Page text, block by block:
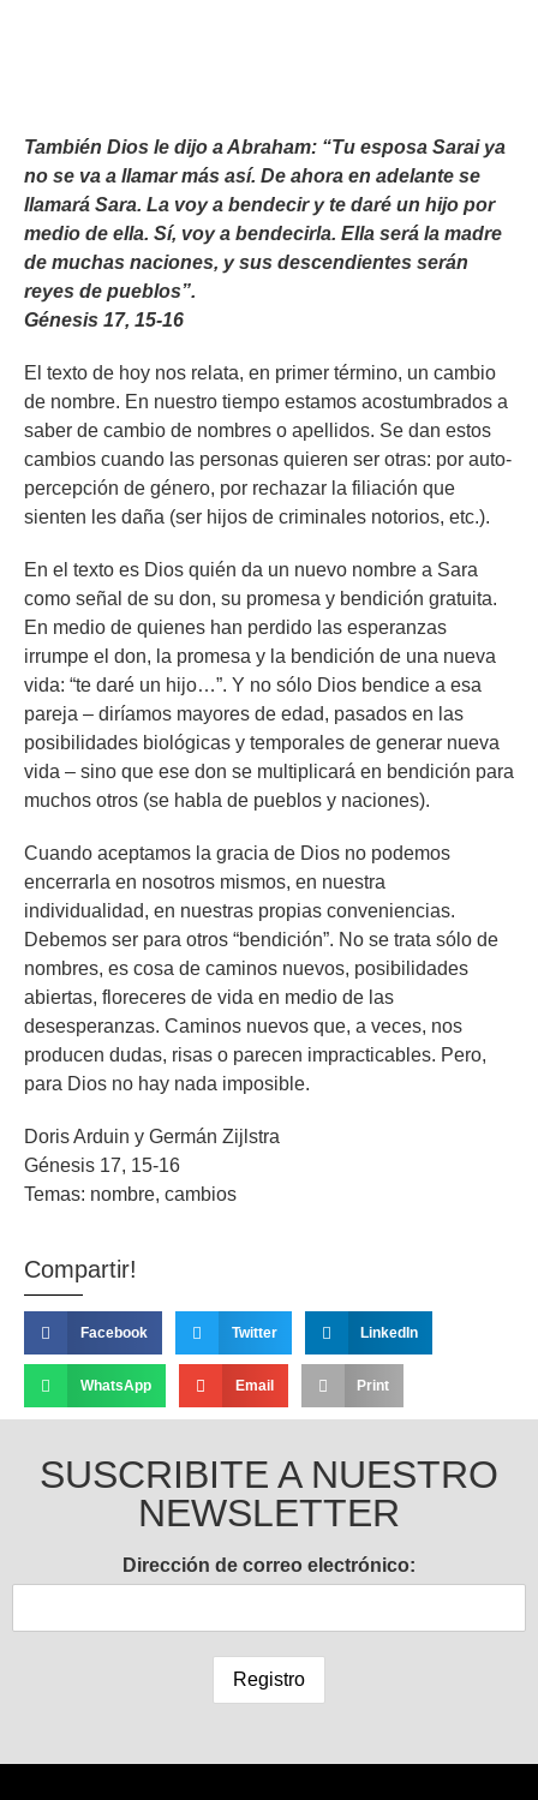
También Dios le dijo a Abraham: “Tu esposa Sarai ya
no se va a llamar más así. De ahora en adelante se
llamará Sara. La voy a bendecir y te daré un hijo por
medio de ella. Sí, voy a bendecirla. Ella será la madre
de muchas naciones, y sus descendientes serán
reyes de pueblos”.
Génesis 17, 15-16
El texto de hoy nos relata, en primer término, un cambio
de nombre. En nuestro tiempo estamos acostumbrados a
saber de cambio de nombres o apellidos. Se dan estos
cambios cuando las personas quieren ser otras: por auto-
percepción de género, por rechazar la filiación que
sienten les daña (ser hijos de criminales notorios, etc.).
En el texto es Dios quién da un nuevo nombre a Sara
como señal de su don, su promesa y bendición gratuita.
En medio de quienes han perdido las esperanzas
irrumpe el don, la promesa y la bendición de una nueva
vida: “te daré un hijo…”. Y no sólo Dios bendice a esa
pareja – diríamos mayores de edad, pasados en las
posibilidades biológicas y temporales de generar nueva
vida – sino que ese don se multiplicará en bendición para
muchos otros (se habla de pueblos y naciones).
Cuando aceptamos la gracia de Dios no podemos
encerrarla en nosotros mismos, en nuestra
individualidad, en nuestras propias conveniencias.
Debemos ser para otros “bendición”. No se trata sólo de
nombres, es cosa de caminos nuevos, posibilidades
abiertas, floreceres de vida en medio de las
desesperanzas. Caminos nuevos que, a veces, nos
producen dudas, risas o parecen impracticables. Pero,
para Dios no hay nada imposible.
Doris Arduin y Germán Zijlstra
Génesis 17, 15-16
Temas: nombre, cambios
Compartir!
Facebook Twitter LinkedIn
WhatsApp Email Print
SUSCRIBITE A NUESTRO
NEWSLETTER
Dirección de correo electrónico: